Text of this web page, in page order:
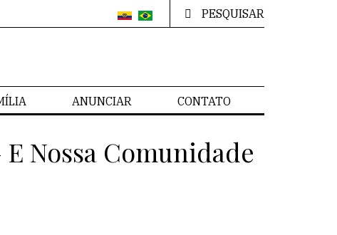
PESQUISAR
ANUNCIAR CONTATO
Nossa Comunidade